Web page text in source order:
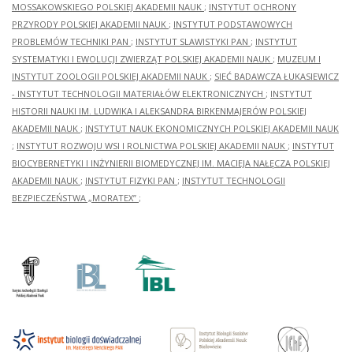
MOSSAKOWSKIEGO POLSKIEJ AKADEMII NAUK ; INSTYTUT OCHRONY
PRZYRODY POLSKIEJ AKADEMII NAUK ; INSTYTUT PODSTAWOWYCH
PROBLEMÓW TECHNIKI PAN ; INSTYTUT SLAWISTYKI PAN ; INSTYTUT
SYSTEMATYKI I EWOLUCJI ZWIERZĄT POLSKIEJ AKADEMII NAUK ; MUZEUM I
INSTYTUT ZOOLOGII POLSKIEJ AKADEMII NAUK ; SIEĆ BADAWCZA ŁUKASIEWICZ
- INSTYTUT TECHNOLOGII MATERIAŁÓW ELEKTRONICZNYCH ; INSTYTUT
HISTORII NAUKI IM. LUDWIKA I ALEKSANDRA BIRKENMAJERÓW POLSKIEJ
AKADEMII NAUK ; INSTYTUT NAUK EKONOMICZNYCH POLSKIEJ AKADEMII NAUK
; INSTYTUT ROZWOJU WSI I ROLNICTWA POLSKIEJ AKADEMII NAUK ; INSTYTUT
BIOCYBERNETYKI I INŻYNIERII BIOMEDYCZNEJ IM. MACIEJA NAŁĘCZA POLSKIEJ
AKADEMII NAUK ; INSTYTUT FIZYKI PAN ; INSTYTUT TECHNOLOGII
BEZPIECZEŃSTWA „MORATEX” ;